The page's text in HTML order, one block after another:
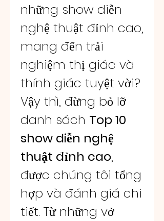
những show diễn
nghệ thuật đỉnh cao,
mang đến trải
nghiệm thị giác và
thính giác tuyệt vời?
Vậy thì, đừng bỏ lỡ
danh sách Top 10
show diễn nghệ
thuật đỉnh cao,
được chúng tôi tổng
hợp và đánh giá chi
tiết. Từ những vở